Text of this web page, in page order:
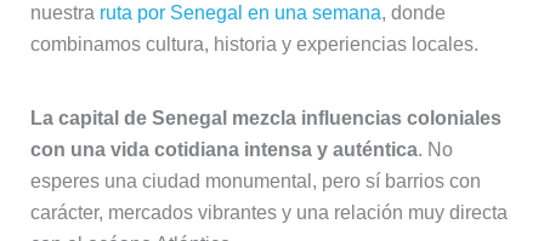
nuestra ruta por Senegal en una semana, donde
combinamos cultura, historia y experiencias locales.
La capital de Senegal mezcla influencias coloniales
con una vida cotidiana intensa y auténtica. No
esperes una ciudad monumental, pero sí barrios con
carácter, mercados vibrantes y una relación muy directa